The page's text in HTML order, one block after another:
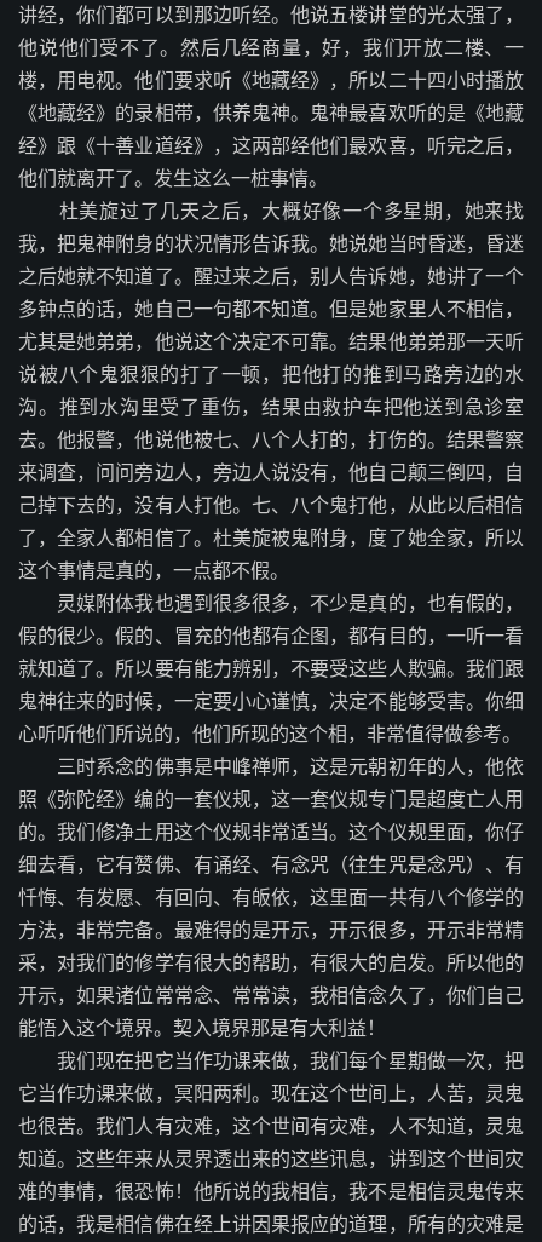
讲经，你们都可以到那边听经。他说五楼讲堂的光太强了，
他说他们受不了。然后几经商量，好，我们开放二楼、一
楼，用电视。他们要求听《地藏经》，所以二十四小时播放
《地藏经》的录相带，供养鬼神。鬼神最喜欢听的是《地藏
经》跟《十善业道经》，这两部经他们最欢喜，听完之后，
他们就离开了。发生这么一桩事情。
杜美旋过了几天之后，大概好像一个多星期，她来找
我，把鬼神附身的状况情形告诉我。她说她当时昏迷，昏迷
之后她就不知道了。醒过来之后，别人告诉她，她讲了一个
多钟点的话，她自己一句都不知道。但是她家里人不相信，
尤其是她弟弟，他说这个决定不可靠。结果他弟弟那一天听
说被八个鬼狠狠的打了一顿，把他打的推到马路旁边的水
沟。推到水沟里受了重伤，结果由救护车把他送到急诊室
去。他报警，他说他被七、八个人打的，打伤的。结果警察
来调查，问问旁边人，旁边人说没有，他自己颠三倒四，自
己掉下去的，没有人打他。七、八个鬼打他，从此以后相信
了，全家人都相信了。杜美旋被鬼附身，度了她全家，所以
这个事情是真的，一点都不假。
灵媒附体我也遇到很多很多，不少是真的，也有假的，
假的很少。假的、冒充的他都有企图，都有目的，一听一看
就知道了。所以要有能力辨别，不要受这些人欺骗。我们跟
鬼神往来的时候，一定要小心谨慎，决定不能够受害。你细
心听听他们所说的，他们所现的这个相，非常值得做参考。
三时系念的佛事是中峰禅师，这是元朝初年的人，他依
照《弥陀经》编的一套仪规，这一套仪规专门是超度亡人用
的。我们修净土用这个仪规非常适当。这个仪规里面，你仔
细去看，它有赞佛、有诵经、有念咒（往生咒是念咒）、有
忏悔、有发愿、有回向、有皈依，这里面一共有八个修学的
方法，非常完备。最难得的是开示，开示很多，开示非常精
采，对我们的修学有很大的帮助，有很大的启发。所以他的
开示，如果诸位常常念、常常读，我相信念久了，你们自己
能悟入这个境界。契入境界那是有大利益！
我们现在把它当作功课来做，我们每个星期做一次，把
它当作功课来做，冥阳两利。现在这个世间上，人苦，灵鬼
也很苦。我们人有灾难，这个世间有灾难，人不知道，灵鬼
知道。这些年来从灵界透出来的这些讯息，讲到这个世间灾
难的事情，很恐怖！他所说的我相信，我不是相信灵鬼传来
的话，我是相信佛在经上讲因果报应的道理，所有的灾难是